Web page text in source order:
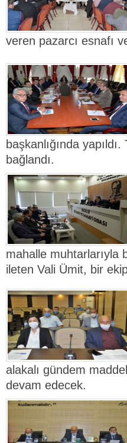
veren pazarcı esnafı
başkanlığında
bağlandı.
mahalle muhtarlarıyla
ileten Vali Ümit, bir
alakalı gündem
devam edecek.